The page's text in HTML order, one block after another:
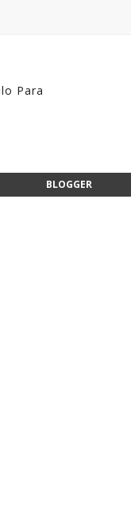
Para
BLOGGER